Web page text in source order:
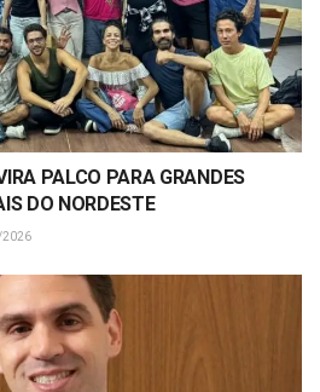
PALCO PARA GRANDES
DO NORDESTE